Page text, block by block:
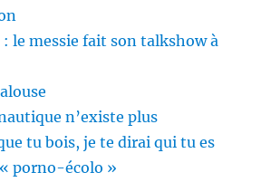
le messie fait son talkshow à
n’existe plus
tu bois, je te dirai qui tu es
porno-écolo »